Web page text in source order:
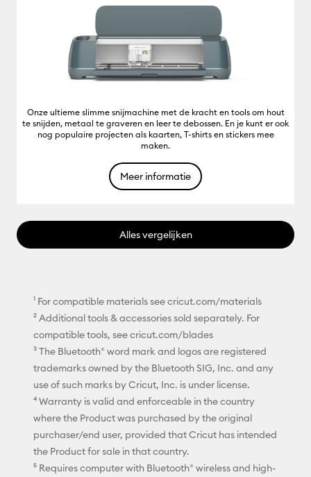
Onze ultieme slimme snijmachine met de kracht en tools om hout
te snijden, metaal te graveren en leer te debossen. En je kunt er ook
nog populaire projecten als kaarten, T-shirts en stickers mee
maken.
Meer informatie
Alles vergelijken
¹ For compatible materials see cricut.com/materials
² Additional tools & accessories sold separately. For
compatible tools, see cricut.com/blades
³ The Bluetooth® word mark and logos are registered
trademarks owned by the Bluetooth SIG, Inc. and any
use of such marks by Cricut, Inc. is under license.
⁴ Warranty is valid and enforceable in the country
where the Product was purchased by the original
purchaser/end user, provided that Cricut has intended
the Product for sale in that country.
⁵ Requires computer with Bluetooth® wireless and high-